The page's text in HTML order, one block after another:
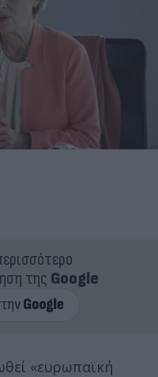
της Google
«ευρωπαϊκή